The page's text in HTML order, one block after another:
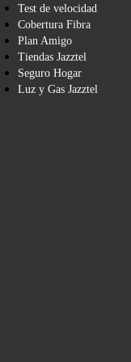
Test de velocidad
Cobertura Fibra
Plan Amigo
Tiendas Jazztel
Seguro Hogar
Luz y Gas Jazztel